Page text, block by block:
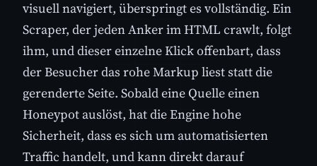
visuell navigiert, überspringt es vollständig. Ein
Scraper, der jeden Anker im HTML crawlt, folgt
ihm, und dieser einzelne Klick offenbart, dass
der Besucher das rohe Markup liest statt die
gerenderte Seite. Sobald eine Quelle einen
Honeypot auslöst, hat die Engine hohe
Sicherheit, dass es sich um automatisierten
Traffic handelt, und kann direkt darauf